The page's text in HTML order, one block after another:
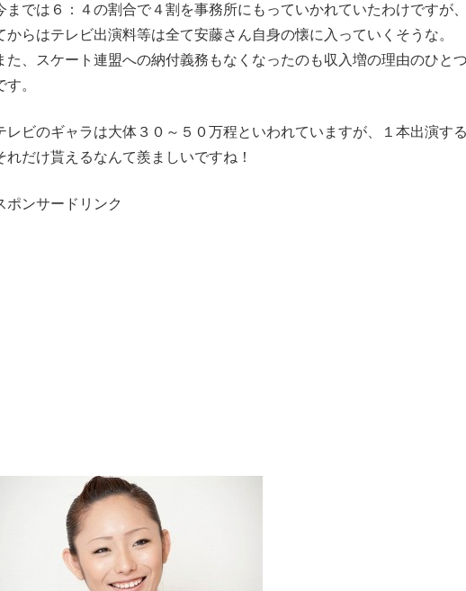
までは６：４の割合で４割を事務所にもっていかれていたわけですが
からはテレビ出演料等は全て安藤さん自身の懐に入っていくそうな。
た、スケート連盟への納付義務もなくなったのも収入増の理由のひと
す。
レビのギャラは大体３０～５０万程といわれていますが、１本出演す
れだけ貰えるなんて羨ましいですね！
ポンサードリンク